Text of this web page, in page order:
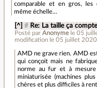
comparable et en gros, les
même échelle…
[^] # Re: La taille ça
Posté par Anonyme le 05
modification le 05 juillet
AMD ne grave rien. AMD
qui conçoit mais ne
norme au fur et à
miniaturisée (machines
chères et plus difficiles à